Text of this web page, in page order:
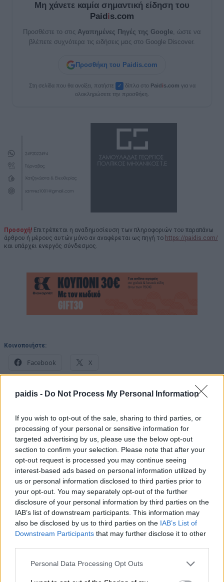
paidis - Do Not Process My Personal Information
If you wish to opt-out of the sale, sharing to third parties, or
processing of your personal or sensitive information for
targeted advertising by us, please use the below opt-out
section to confirm your selection. Please note that after your
opt-out request is processed you may continue seeing
interest-based ads based on personal information utilized by
us or personal information disclosed to third parties prior to
your opt-out. You may separately opt-out of the further
disclosure of your personal information by third parties on the
IAB’s list of downstream participants. This information may
also be disclosed by us to third parties on the IAB’s List of
Downstream Participants that may further disclose it to other
Personal Data Processing Opt Outs
Μη χάνετε καμία σημαντική είδηση του
Paid is.com
Προσθέστε το στις Αγαπημένες Πηγές της Google, ώστε να
βλέπετε συχνότερα τις ειδήσεις μας στο Google Discover.
Προσθήκη του Paidis.com
Στη σελίδα που θα ανοίξει, πατήστε ✓ δίπλα στο Paid is.com για να
ολοκληρώσετε την προσθήκη.
Προσοχή! Επιτρέπεται η αναδημοσίευση των πληροφοριών του παραπάνω
άρθρου ή μέρους αυτών μόνο αν αναφέρεται ως πηγή το https://paidis.com/
και υπάρχει ενεργός σύνδεσμος.
Κοινοποιήστε:
Facebook X
▌ΤΑ ΠΙΟ ΔΗΜΟΦΙΛΗ
ΣΗΜΕΡΑ